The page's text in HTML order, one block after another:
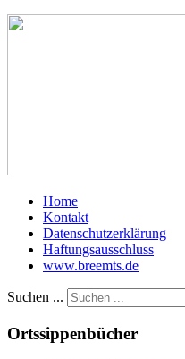
Home
Kontakt
Datenschutzerklärung
Haftungsausschluss
www.breemts.de
Suchen ...
Ortssippenbücher